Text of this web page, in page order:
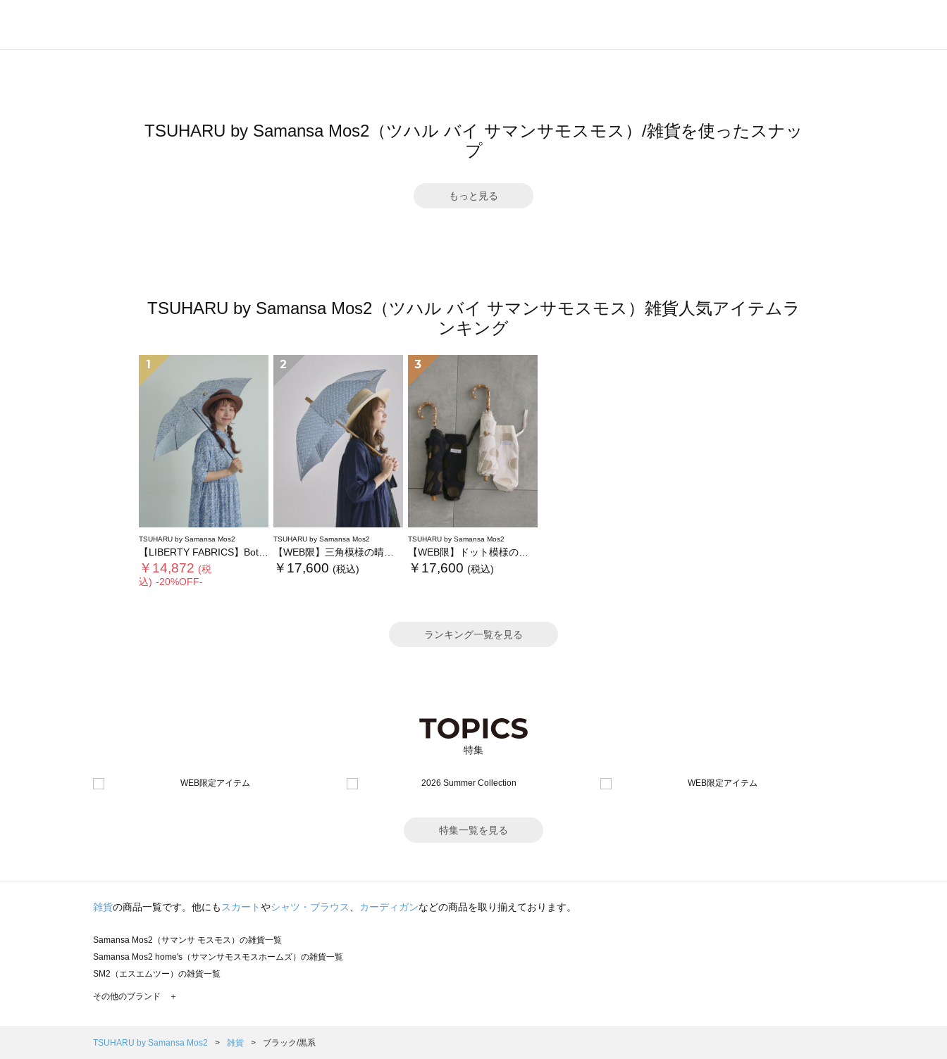
TSUHARU by Samansa Mos2（ツハル バイ サマンサモスモス）/雑貨を使ったスナッ
プ
もっと見る
TSUHARU by Samansa Mos2（ツハル バイ サマンサモスモス）雑貨人気アイテムラ
ンキング
1
TSUHARU by Samansa Mos2
【LIBERTY FABRICS】Botanical Language柄日傘
￥14,872 (税
込) -20%OFF-
2
TSUHARU by Samansa Mos2
【WEB限】三角模様の晴雨兼用日傘
￥17,600 (税込)
3
TSUHARU by Samansa Mos2
【WEB限】ドット模様の晴雨兼用日傘
￥17,600 (税込)
ランキング一覧を見る
特集
特集一覧を見る
雑貨の商品一覧です。他にもスカートやシャツ・ブラウス、 カーディガンなどの商品を取り揃えております。
Samansa Mos2（サマンサ モスモス）の雑貨一覧
Samansa Mos2 home's（サマンサモスモスホームズ）の雑貨一覧
SM2（エスエムツー）の雑貨一覧
TSUHARU by Samansa Mos2（ツハルバイサマンサモスモス）の雑貨一覧
Samansa Mos2 Lagom（サマンサモスモス ラーゴム）の雑貨一覧
その他のブランド ＋
TSUHARU by Samansa Mos2 雑貨 ブラック/黒系